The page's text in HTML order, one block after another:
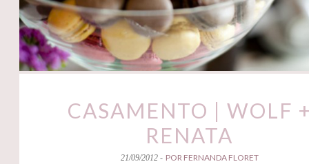
CASAMENTO | WOLF
RENATA
21/09/2012 - POR FERNANDA FLORET